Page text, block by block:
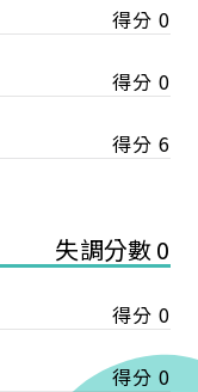
得分 0
得分 0
得分 6
失調分數 0
得分 0
得分 0
時繳納；常年會
繳納；常年會
暨發展協會